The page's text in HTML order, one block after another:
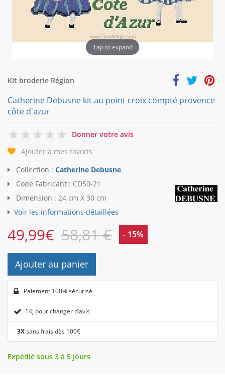
Tap to expand
Kit broderie Région
Catherine Debusne kit au point croix compté provence
côte d'azur
0
Donner votre avis
Ajouter à mes favoris
Collection : Catherine Debusne
Code Fabricant : CD50-21
Dimension : 24 cm X 30 cm
Voir les informations détaillées
49,99€ 58,81 € - 15%
Ajouter au panier
Paiement 100% sécurisé
14j pour changer d’avis
3Xsans frais dès 100€
Expédié sous 3 à 5 Jours